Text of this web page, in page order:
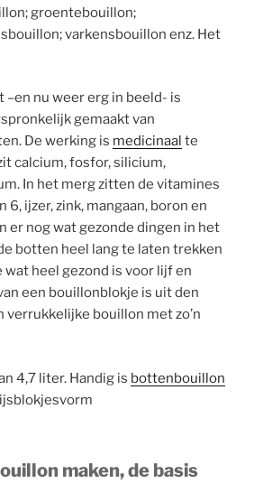
groentebouillon;
varkensbouillon enz. Het
–en nu weer erg in beeld- is
gemaakt van
De werking is medicinaal te
calcium, fosfor, silicium,
In het merg zitten de vitamines
6, ijzer, zink, mangaan, boron en
er nog wat gezonde dingen in het
botten heel lang te laten trekken
heel gezond is voor lijf en
een bouillonblokje is uit den
verrukkelijke bouillon met zo’n
4,7 liter. Handig is bottenbouillon
maken, de basis